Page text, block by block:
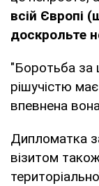
всій Європі
доскрольте
"Боротьба за
рішучістю
впевнена
Дипломатка
візитом